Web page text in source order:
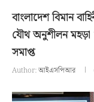
বাংলাদেশ বিমান
যৌথ অনুশীলন মহড়া
সমাপ্ত
Author:আইএসপিআর